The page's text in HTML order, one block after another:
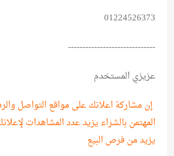
01224526373
------------------------------
عزيزي المستخدم
إن مشاركة اعلانك على مواقع التواصل
المهتمن بالشراء يزيد عدد المشاهدات
يزيد من فرص البيع